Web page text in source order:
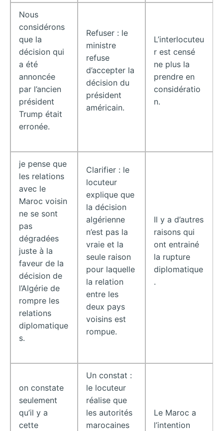
Nous
considérons
que la
décision qui
a été
annoncée
par l’ancien
président
Trump était
erronée.
Refuser : le
ministre
refuse
d’accepter la
décision du
président
américain.
L’interlocuteu
r est censé
ne plus la
prendre en
considératio
n.
je pense que
les relations
avec le
Maroc voisin
ne se sont
pas
dégradées
juste à la
faveur de la
décision de
l’Algérie de
rompre les
relations
diplomatique
s.
Clarifier : le
locuteur
explique que
la décision
algérienne
n’est pas la
vraie et la
seule raison
pour laquelle
la relation
entre les
deux pays
voisins est
rompue.
Il y a d’autres
raisons qui
ont entrainé
la rupture
diplomatique
.
on constate
seulement
qu’il y a
cette
Un constat :
le locuteur
réalise que
les autorités
marocaines
Le Maroc a
l’intention